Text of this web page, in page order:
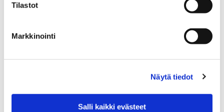
Tilastot
Markkinointi
Näytä tiedot
Salli kaikki evästeet